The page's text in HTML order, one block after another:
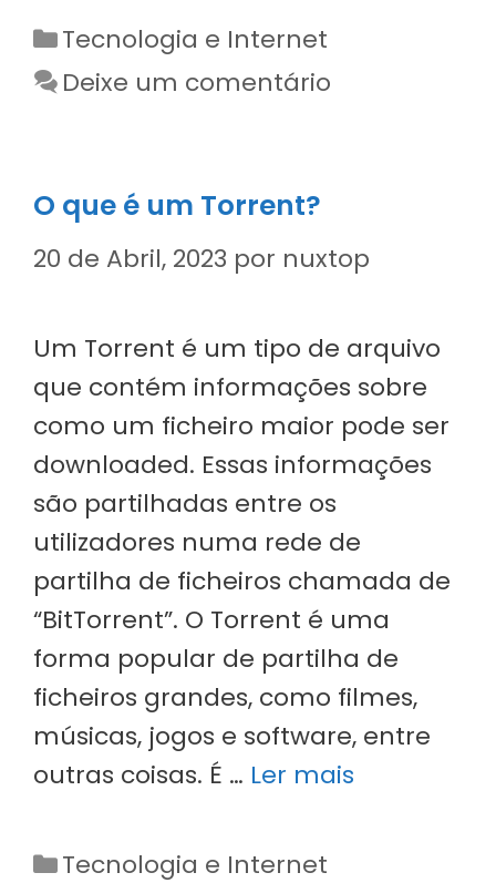
Categorias
Tecnologia e Internet
Deixe um comentário
O que é um Torrent?
20 de Abril, 2023 por nuxtop
Um Torrent é um tipo de arquivo
que contém informações sobre
como um ficheiro maior pode ser
downloaded. Essas informações
são partilhadas entre os
utilizadores numa rede de
partilha de ficheiros chamada de
“BitTorrent”. O Torrent é uma
forma popular de partilha de
ficheiros grandes, como filmes,
músicas, jogos e software, entre
outras coisas. É … Ler mais
Categorias
Tecnologia e Internet